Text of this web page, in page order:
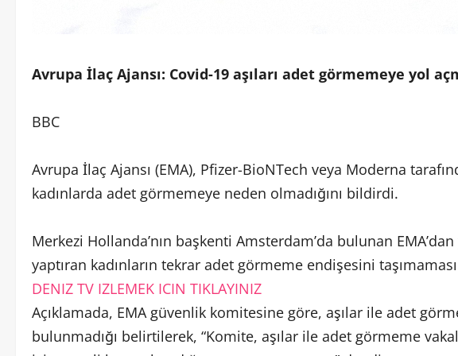
Avrupa İlaç Ajansı: Covid-19 aşıları adet görmemeye yol
BBC
Avrupa İlaç Ajansı (EMA), Pfizer-BioNTech veya Moderna
kadınlarda adet görmemeye neden olmadığını bildirdi.
Merkezi Hollanda’nın başkenti Amsterdam’da bulunan EMA’dan
yaptıran kadınların tekrar adet görmeme endişesini
DENIZ TV IZLEMEK ICIN TIKLAYINIZ
Açıklamada, EMA güvenlik komitesine göre, aşılar ile adet
bulunmadığı belirtilerek, “Komite, aşılar ile adet görmeme